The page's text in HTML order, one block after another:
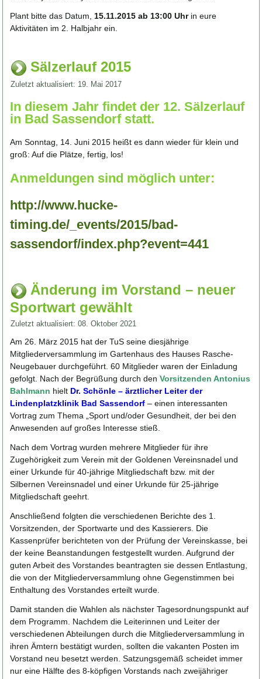
Plant bitte das Datum, 15.11.2015 ab 13:00 Uhrin eure
Aktivitäten im 2. Halbjahr ein.
Sälzerlauf 2015
Zuletzt aktualisiert: 19. Mai 2017
In diesem Jahr findet der 12. Sälzerlauf
in Bad Sassendorf statt.
Am Sonntag, 14. Juni 2015 heißt es dann wieder für klein und
groß: Auf die Plätze, fertig, los!
Anmeldungen sind möglich unter:
http://www.hucke-
timing.de/_events/2015/bad-
sassendorf/index.php?event=441
Änderung im Vorstand – neuer
Sportwart gewählt
Zuletzt aktualisiert: 08. Oktober 2021
Am 26. März 2015 hat der TuS seine diesjährige
Mitgliederversammlung im Gartenhaus des Hauses Rasche-
Neugebauer durchgeführt. 60 Mitglieder waren der Einladung
gefolgt. Nach der Begrüßung durch denVorsitzenden Antonius
Bahlmann hielt Dr. Schönle – ärztlicher Leiter der
Lindenplatzklinik Bad Sassendorf – einen interessanten
Vortrag zum Thema „Sport und/oder Gesundheit, der bei den
Anwesenden auf großes Interesse stieß.
Nach dem Vortrag wurden mehrere Mitglieder für ihre
Zugehörigkeit zum Verein mit der Goldenen Vereinsnadel und
einer Urkunde für 40-jährige Mitgliedschaft bzw. mit der
Silbernen Vereinsnadel und einer Urkunde für 25-jährige
Mitgliedschaft geehrt.
Anschließend folgten die verschiedenen Berichte des 1.
Vorsitzenden, der Sportwarte und des Kassierers. Die
Kassenprüfer berichteten von der Prüfung der Vereinskasse, bei
der keine Beanstandungen festgestellt wurden. Aufgrund der
guten Arbeit des Vorstandes beantragten sie dessen Entlastung,
die von der Mitgliederversammlung ohne Gegenstimmen bei
Enthaltung des Vorstandes erteilt wurde.
Damit standen die Wahlen als nächster Tagesordnungspunkt auf
dem Programm. Nachdem die Leiterinnen und Leiter der
verschiedenen Abteilungen durch die Mitgliederversammlung in
ihren Ämtern bestätigt wurden, sollten die vakanten Posten im
Vorstand neu besetzt werden. Satzungsgemäß scheidet immer
nur eine Hälfte des 8-köpfigen Vorstands nach zweijähriger